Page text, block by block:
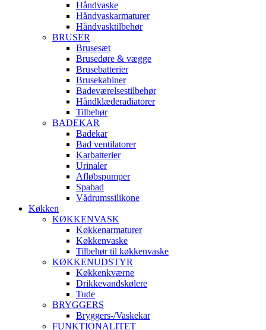
Håndvaske
Håndvaskarmaturer
Håndvasktilbehør
BRUSER
Brusesæt
Brusedøre & vægge
Brusebatterier
Brusekabiner
Badeværelsestilbehør
Håndklæderadiatorer
Tilbehør
BADEKAR
Badekar
Bad ventilatorer
Karbatterier
Urinaler
Afløbspumper
Spabad
Vådrumssilikone
Køkken
KØKKENVASK
Køkkenarmaturer
Køkkenvaske
Tilbehør til køkkenvaske
KØKKENUDSTYR
Køkkenkværne
Drikkevandskølere
Tude
BRYGGERS
Bryggers-/Vaskekar
FUNKTIONALITET